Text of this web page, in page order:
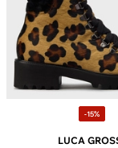
-15%
LUCA